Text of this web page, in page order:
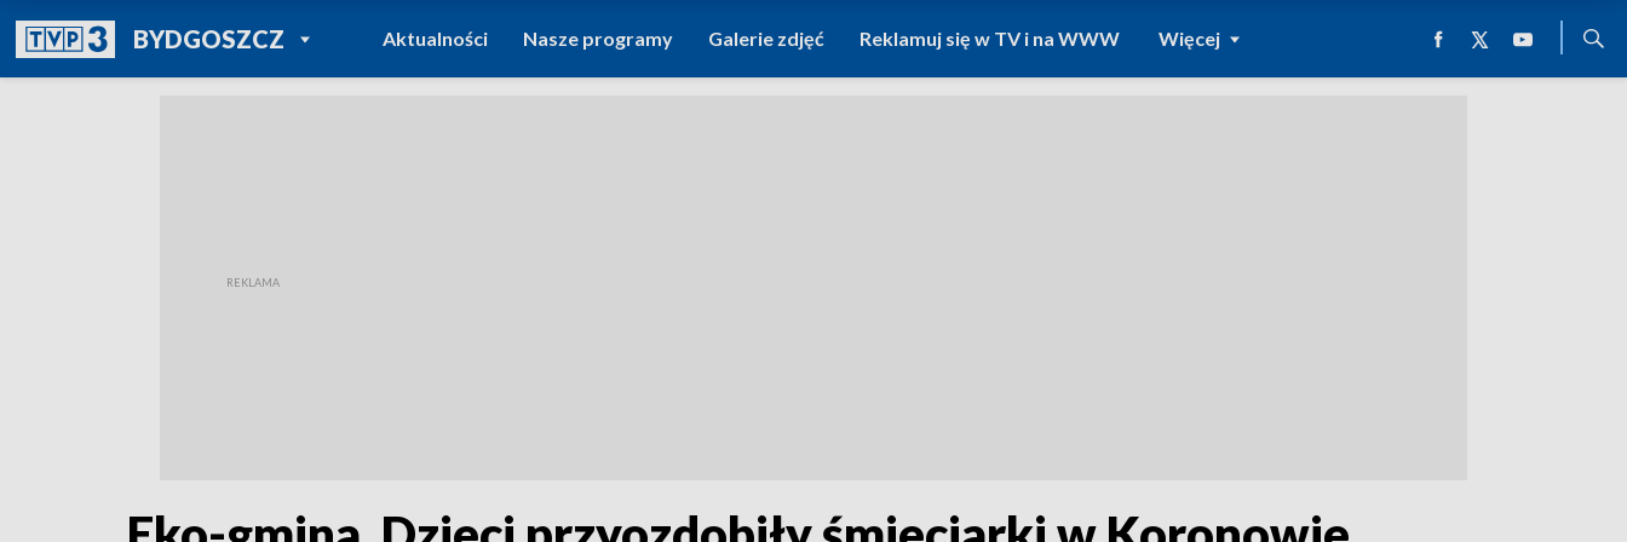
BYDGOSZCZPOWRÓT DO
TVP REGIONY
Aktualności Nasze programy Galerie zdjęć Reklamuj się w TV i na WWW Więcej